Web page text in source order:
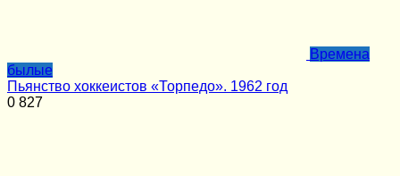
Времена
былые
Пьянство хоккеистов «Торпедо». 1962 год
0 827